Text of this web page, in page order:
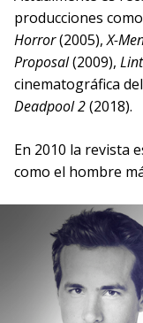
producciones como
Horror(2005),X-
Proposal(2009),
cinematográfica
Deadpool 2(2018).
En 2010 la revista
como el hombre